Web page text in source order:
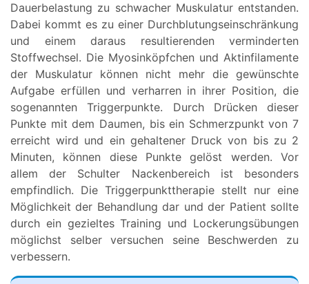
Dauerbelastung zu schwacher Muskulatur entstanden.
Dabei kommt es zu einer Durchblutungseinschränkung
und einem daraus resultierenden verminderten
Stoffwechsel. Die Myosinköpfchen und Aktinfilamente
der Muskulatur können nicht mehr die gewünschte
Aufgabe erfüllen und verharren in ihrer Position, die
sogenannten Triggerpunkte. Durch Drücken dieser
Punkte mit dem Daumen, bis ein Schmerzpunkt von 7
erreicht wird und ein gehaltener Druck von bis zu 2
Minuten, können diese Punkte gelöst werden. Vor
allem der Schulter Nackenbereich ist besonders
empfindlich. Die Triggerpunkttherapie stellt nur eine
Möglichkeit der Behandlung dar und der Patient sollte
durch ein gezieltes Training und Lockerungsübungen
möglichst selber versuchen seine Beschwerden zu
verbessern.